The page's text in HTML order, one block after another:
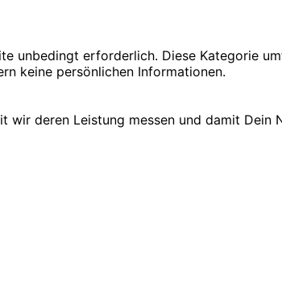
unbedingt erforderlich. Diese Kategorie
keine persönlichen Informationen.
deren Leistung messen und damit Dein